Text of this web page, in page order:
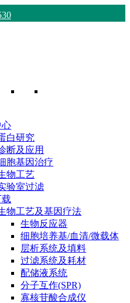
心
白研究
断及应用
胞基因治疗
物工艺
验室过滤
物工艺及基因疗法
生物反应器
细胞培养基/血清/微载体
层析系统及填料
过滤系统及耗材
配储液系统
分子互作(SPR)
寡核苷酸合成仪